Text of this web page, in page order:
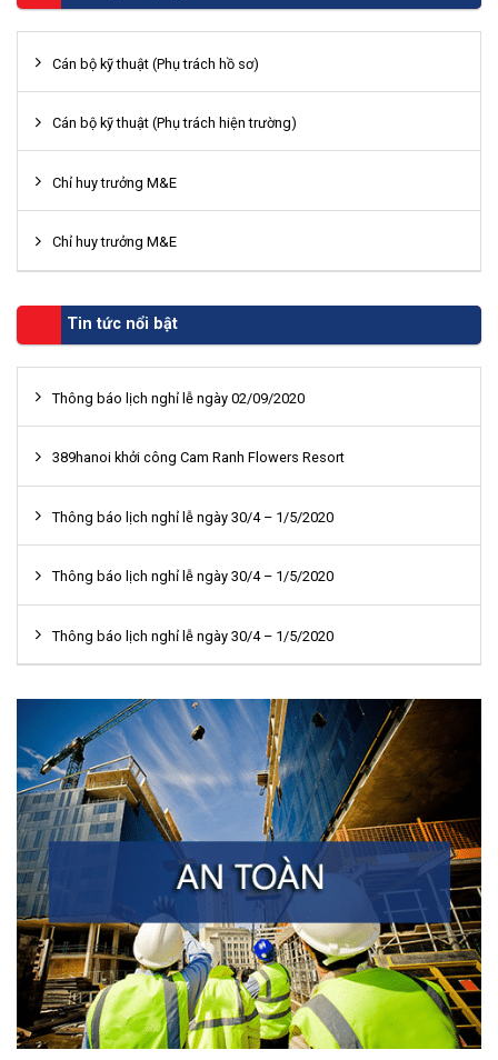
Cán bộ kỹ thuật (Phụ trách hồ sơ)
Cán bộ kỹ thuật (Phụ trách hiện trường)
Chỉ huy trưởng M&E
Chỉ huy trưởng M&E
Tin tức nổi bật
Thông báo lịch nghỉ lễ ngày 02/09/2020
389hanoi khởi công Cam Ranh Flowers Resort
Thông báo lịch nghỉ lễ ngày 30/4 – 1/5/2020
Thông báo lịch nghỉ lễ ngày 30/4 – 1/5/2020
Thông báo lịch nghỉ lễ ngày 30/4 – 1/5/2020